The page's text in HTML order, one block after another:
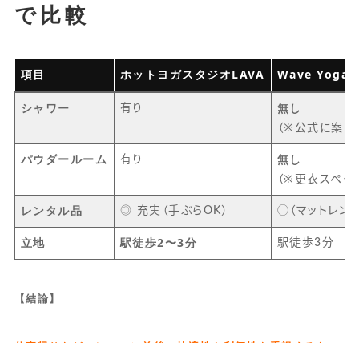
で比較
項目 ホットヨガスタジオLAVA Wave Yoga
シャワー 有り 無し
（※公式に案内
パウダールーム 有り 無し
（※更衣スペー
レンタル品 ◎ 充実（手ぶらOK） ◯（マットレン
立地 駅徒歩2〜3分 駅徒歩3分
【結論】